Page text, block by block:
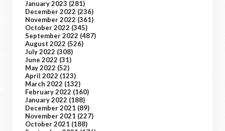
January 2023 (281)
December 2022 (236)
November 2022 (361)
October 2022 (345)
September 2022 (487)
August 2022 (526)
July 2022 (308)
June 2022 (31)
May 2022 (52)
April 2022 (123)
March 2022 (132)
February 2022 (160)
January 2022 (188)
December 2021 (89)
November 2021 (227)
October 2021 (188)